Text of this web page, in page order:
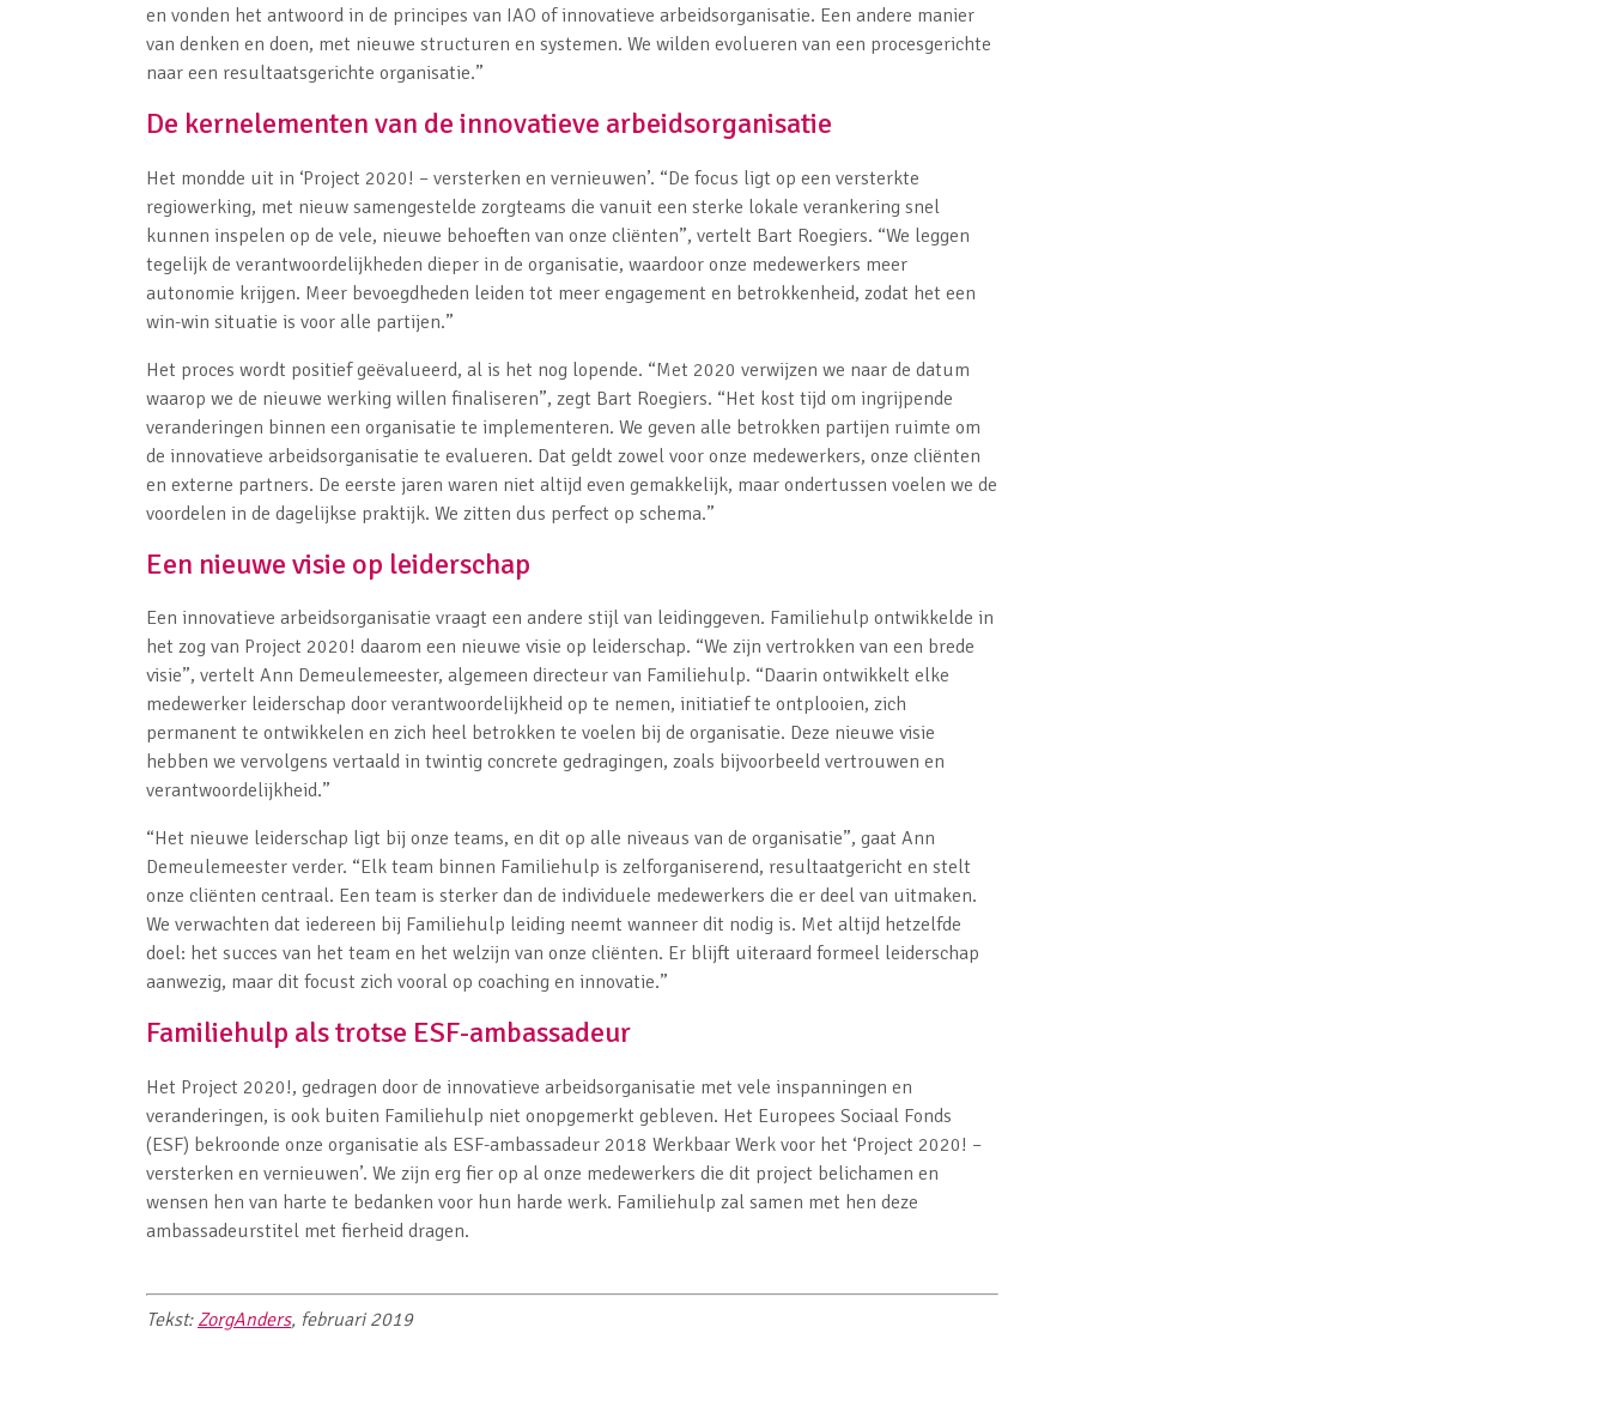
en vonden het antwoord in de principes van IAO of innovatieve arbeidsorganisatie. Een andere manier
van denken en doen, met nieuwe structuren en systemen. We wilden evolueren van een procesgerichte
naar een resultaatsgerichte organisatie.”
De kernelementen van de innovatieve arbeidsorganisatie
Het mondde uit in ‘Project 2020! – versterken en vernieuwen’. “De focus ligt op een versterkte
regiowerking, met nieuw samengestelde zorgteams die vanuit een sterke lokale verankering snel
kunnen inspelen op de vele, nieuwe behoeften van onze cliënten”, vertelt Bart Roegiers. “We leggen
tegelijk de verantwoordelijkheden dieper in de organisatie, waardoor onze medewerkers meer
autonomie krijgen. Meer bevoegdheden leiden tot meer engagement en betrokkenheid, zodat het een
win-win situatie is voor alle partijen.”
Het proces wordt positief geëvalueerd, al is het nog lopende. “Met 2020 verwijzen we naar de datum
waarop we de nieuwe werking willen finaliseren”, zegt Bart Roegiers. “Het kost tijd om ingrijpende
veranderingen binnen een organisatie te implementeren. We geven alle betrokken partijen ruimte om
de innovatieve arbeidsorganisatie te evalueren. Dat geldt zowel voor onze medewerkers, onze cliënten
en externe partners. De eerste jaren waren niet altijd even gemakkelijk, maar ondertussen voelen we de
voordelen in de dagelijkse praktijk. We zitten dus perfect op schema.”
Een nieuwe visie op leiderschap
Een innovatieve arbeidsorganisatie vraagt een andere stijl van leidinggeven. Familiehulp ontwikkelde in
het zog van Project 2020! daarom een nieuwe visie op leiderschap. “We zijn vertrokken van een brede
visie”, vertelt Ann Demeulemeester, algemeen directeur van Familiehulp. “Daarin ontwikkelt elke
medewerker leiderschap door verantwoordelijkheid op te nemen, initiatief te ontplooien, zich
permanent te ontwikkelen en zich heel betrokken te voelen bij de organisatie. Deze nieuwe visie
hebben we vervolgens vertaald in twintig concrete gedragingen, zoals bijvoorbeeld vertrouwen en
verantwoordelijkheid.”
“Het nieuwe leiderschap ligt bij onze teams, en dit op alle niveaus van de organisatie”, gaat Ann
Demeulemeester verder. “Elk team binnen Familiehulp is zelforganiserend, resultaatgericht en stelt
onze cliënten centraal. Een team is sterker dan de individuele medewerkers die er deel van uitmaken.
We verwachten dat iedereen bij Familiehulp leiding neemt wanneer dit nodig is. Met altijd hetzelfde
doel: het succes van het team en het welzijn van onze cliënten. Er blijft uiteraard formeel leiderschap
aanwezig, maar dit focust zich vooral op coaching en innovatie.”
Familiehulp als trotse ESF-ambassadeur
Het Project 2020!, gedragen door de innovatieve arbeidsorganisatie met vele inspanningen en
veranderingen, is ook buiten Familiehulp niet onopgemerkt gebleven. Het Europees Sociaal Fonds
(ESF) bekroonde onze organisatie als ESF-ambassadeur 2018 Werkbaar Werk voor het ‘Project 2020! –
versterken en vernieuwen’. We zijn erg fier op al onze medewerkers die dit project belichamen en
wensen hen van harte te bedanken voor hun harde werk. Familiehulp zal samen met hen deze
ambassadeurstitel met fierheid dragen.
Tekst: ZorgAnders, februari 2019